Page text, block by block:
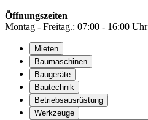
Öffnungszeiten
Montag - Freitag.: 07:00 - 16:00 Uhr
Mieten
Baumaschinen
Baugeräte
Bautechnik
Betriebsausrüstung
Werkzeuge